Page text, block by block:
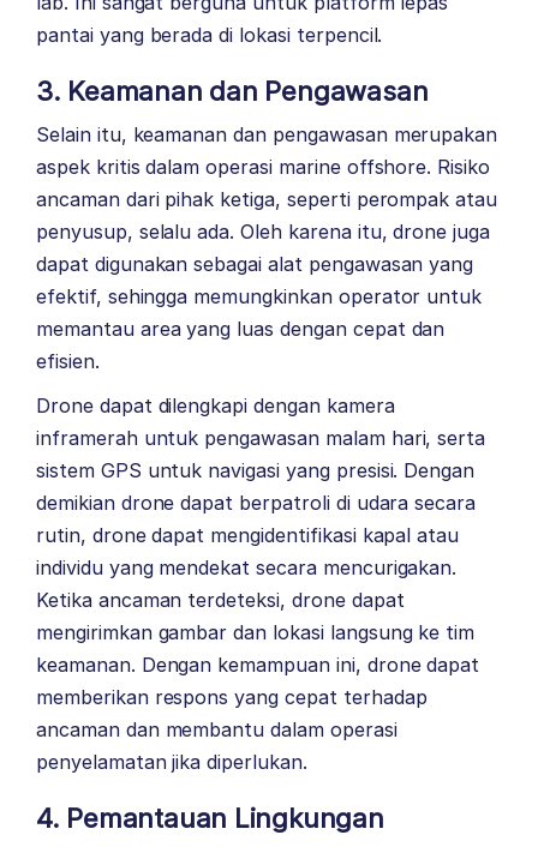
pantai yang berada di lokasi terpencil.
3. Keamanan dan Pengawasan
Selain itu, keamanan dan pengawasan merupakan
aspek kritis dalam operasi marine offshore. Risiko
ancaman dari pihak ketiga, seperti perompak atau
penyusup, selalu ada. Oleh karena itu, drone juga
dapat digunakan sebagai alat pengawasan yang
efektif, sehingga memungkinkan operator untuk
memantau area yang luas dengan cepat dan
efisien.
Drone dapat dilengkapi dengan kamera
inframerah untuk pengawasan malam hari, serta
sistem GPS untuk navigasi yang presisi. Dengan
demikian drone dapat berpatroli di udara secara
rutin, drone dapat mengidentifikasi kapal atau
individu yang mendekat secara mencurigakan.
Ketika ancaman terdeteksi, drone dapat
mengirimkan gambar dan lokasi langsung ke tim
keamanan. Dengan kemampuan ini, drone dapat
memberikan respons yang cepat terhadap
ancaman dan membantu dalam operasi
penyelamatan jika diperlukan.
4. Pemantauan Lingkungan